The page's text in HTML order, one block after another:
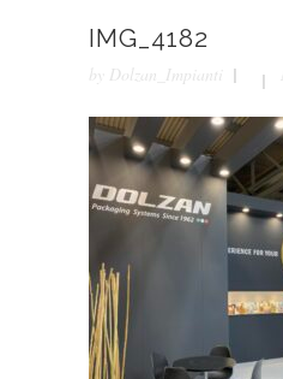
IMG_4182
by Dolzan_Impianti